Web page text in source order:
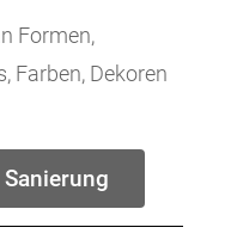
Formen,
Farben, Dekoren